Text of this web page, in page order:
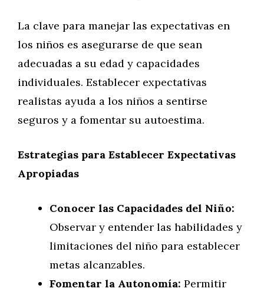
La clave para manejar las expectativas en
los niños es asegurarse de que sean
adecuadas a su edad y capacidades
individuales. Establecer expectativas
realistas ayuda a los niños a sentirse
seguros y a fomentar su autoestima.
Estrategias para Establecer Expectativas
Apropiadas
Conocer las Capacidades del Niño:
Observar y entender las habilidades y
limitaciones del niño para establecer
metas alcanzables.
Fomentar la Autonomía: Permitir